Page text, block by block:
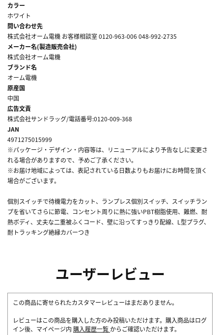
カラー
ホワイト
問い合わせ先
株式会社オーム電機 お客様相談室 0120-963-006 048-992-2735
メーカー名(製造販売会社)
株式会社オーム電機
ブランド名
オーム電機
原産国
中国
広告文責
株式会社サンドラッグ/電話番号:0120-009-368
JAN
4971275015999
※パッケージ・デザイン・内容等は、リニューアルにより予告なしに変更さ
れる場合がありますので、予めご了承ください。
※お届け地域によっては、表記されている日数よりもお届けにお時間を頂く
場合がございます。
個別スイッチで待機電力をカット、ランプレス個別スイッチ、スイッチラン
プを省いてさらに節電、コンセント周りに熱に強いPBT樹脂使用、難燃、耐
熱ボディ、丈夫な二重被ふくコード、壁に沿ってすっきり配線、L型プラグ、
耐トラッキング絶縁カバーつき
ユーザーレビュー
この商品に寄せられたカスタマーレビューはまだありません。
レビューはこの商品を購入した方のみ投稿いただけます。購入商品はログ
イン後、マイページ内 購入履歴一覧 からご確認いただけます。